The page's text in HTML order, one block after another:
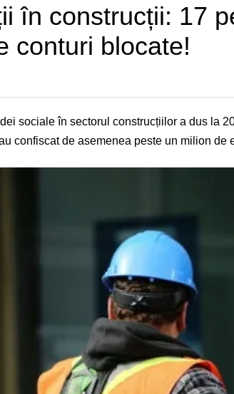
în construcții: 17
conturi blocate!
sociale în sectorul construcțiilor a dus la
confiscat de asemenea peste un milion de